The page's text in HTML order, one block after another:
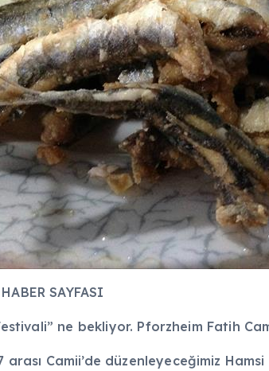
SAYFASI
ne bekliyor. Pforzheim Fatih
Camii’de düzenleyeceğimiz